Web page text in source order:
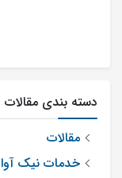
دسته بندی مقالات
مقالات
خدمات نیک آوا